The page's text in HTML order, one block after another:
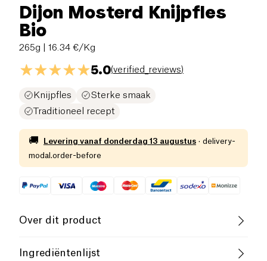
Dijon Mosterd Knijpfles
Bio
265g | 16.34 €/Kg
5.0(verified_reviews)
Knijpfles
Sterke smaak
Traditioneel recept
🚚 Levering vanaf donderdag 13 augustus · delivery-
modal.order-before
Over dit product
Biologisch
Ingrediëntenlijst